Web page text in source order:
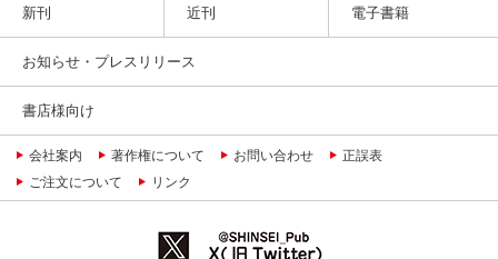
新刊 近刊 電子書籍
お知らせ・プレスリリース
書店様向け
会社案内 著作権について お問い合わせ
正誤表
ご注文について
リンク